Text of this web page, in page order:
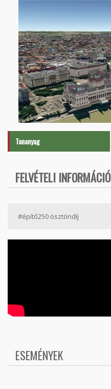
Tananyag
FELVÉTELI INFORMÁCIÓ
#építő250 ösztöndíj
ESEMÉNYEK